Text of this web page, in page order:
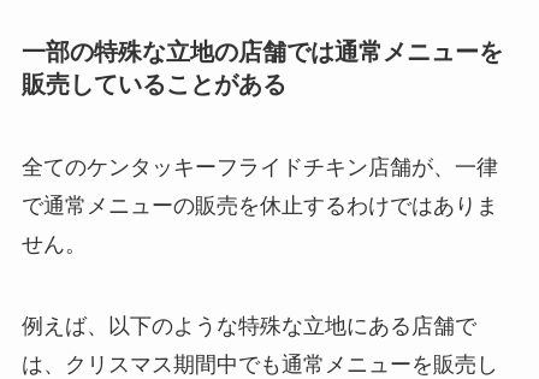
一部の特殊な立地の店舗では通常メニューを
販売していることがある
全てのケンタッキーフライドチキン店舗が、一律
で通常メニューの販売を休止するわけではありま
せん。
例えば、以下のような特殊な立地にある店舗で
は、クリスマス期間中でも通常メニューを販売し